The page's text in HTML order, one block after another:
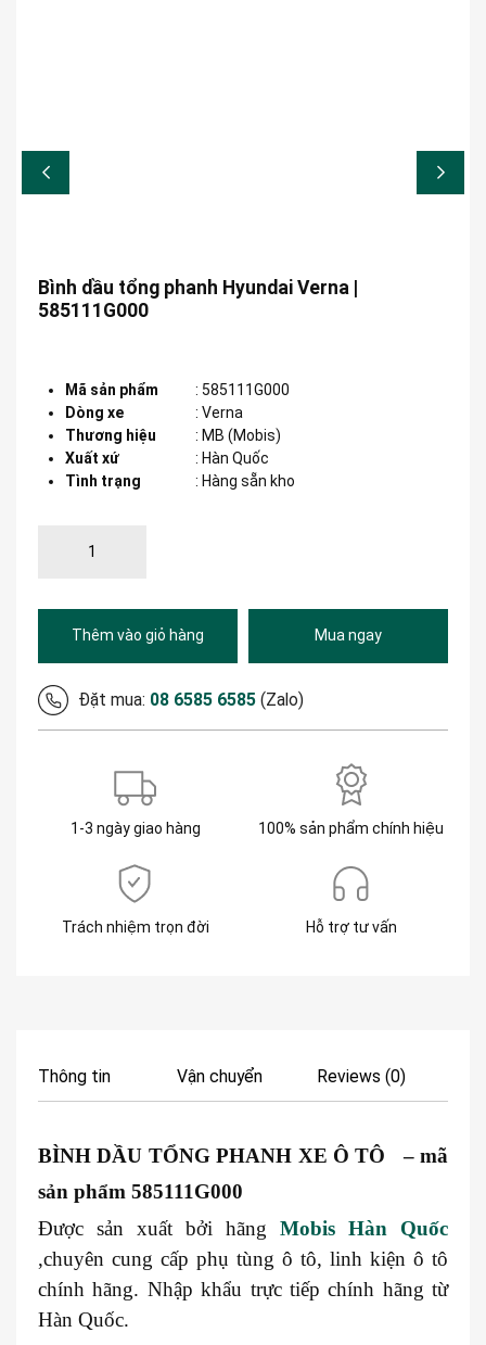
Bình dầu tổng phanh Hyundai Verna |
585111G000
Mã sản phẩm : 585111G000
Dòng xe
: Verna
Thương hiệu
: MB (Mobis)
Xuất xứ
: Hàn Quốc
Tình trạng
: Hàng sẵn kho
Thêm vào giỏ hàng Mua ngay
Đặt mua: 08 6585 6585 (Zalo)
1-3 ngày giao hàng 100% sản phẩm chính hiệu
Trách nhiệm trọn đời Hỗ trợ tư vấn
Thông tin Vận chuyển Reviews (0)
BÌNH DẦU TỔNG PHANH XE Ô TÔ – mã
sản phẩm 585111G000
Được sản xuất bởi hãng Mobis Hàn Quốc
,chuyên cung cấp phụ tùng ô tô, linh kiện ô tô
chính hãng. Nhập khẩu trực tiếp chính hãng từ
Hàn Quốc.